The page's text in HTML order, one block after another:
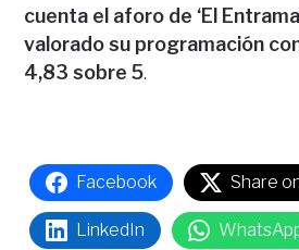
cuenta el aforo de ‘El
valorado su programación
4,83 sobre 5.
Facebook Share
LinkedIn